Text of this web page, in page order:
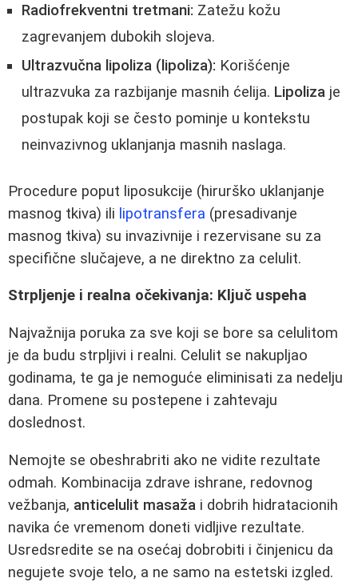
Radiofrekventni tretmani: Zatežu kožu
zagrevanjem dubokih slojeva.
Ultrazvučna lipoliza (lipoliza): Korišćenje
ultrazvuka za razbijanje masnih ćelija. Lipoliza je
postupak koji se često pominje u kontekstu
neinvazivnog uklanjanja masnih naslaga.
Procedure poput liposukcije (hirurško uklanjanje
masnog tkiva) ili lipotransfera (presadivanje
masnog tkiva) su invazivnije i rezervisane su za
specifične slučajeve, a ne direktno za celulit.
Strpljenje i realna očekivanja: Ključ uspeha
Najvažnija poruka za sve koji se bore sa celulitom
je da budu strpljivi i realni. Celulit se nakupljao
godinama, te ga je nemoguće eliminisati za nedelju
dana. Promene su postepene i zahtevaju
doslednost.
Nemojte se obeshrabriti ako ne vidite rezultate
odmah. Kombinacija zdrave ishrane, redovnog
vežbanja, anticelulit masaža i dobrih hidratacionih
navika će vremenom doneti vidljive rezultate.
Usredsredite se na osećaj dobrobiti i činjenicu da
negujete svoje telo, a ne samo na estetski izgled.